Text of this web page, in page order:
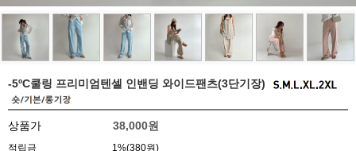
-5ºC쿨링 프리미엄텐셀 인밴딩 와이드팬츠(3단기장)
상품가 38,000원
적립금 1%(380원)